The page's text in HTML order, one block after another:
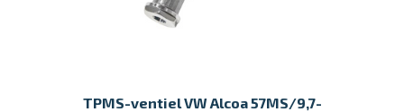
TPMS-ventiel VW Alcoa 57MS/9,7-